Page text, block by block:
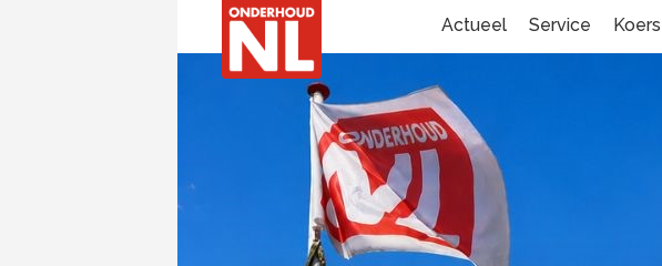
Actueel Service Koers